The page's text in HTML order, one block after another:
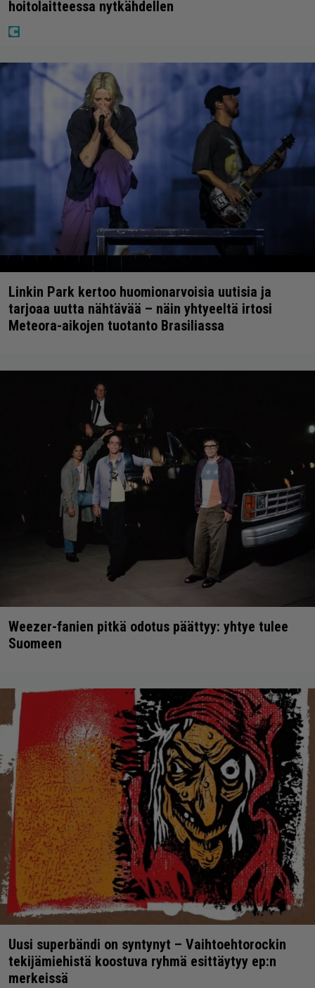
hoitolaitteessa nytkähdellen
Linkin Park kertoo huomionarvoisia uutisia ja
tarjoaa uutta nähtävää – näin yhtyeeltä irtosi
Meteora-aikojen tuotanto Brasiliassa
Weezer-fanien pitkä odotus päättyy: yhtye tulee
Suomeen
Uusi superbändi on syntynyt – Vaihtoehtorockin
tekijämiehistä koostuva ryhmä esittäytyy ep:n
merkeissä